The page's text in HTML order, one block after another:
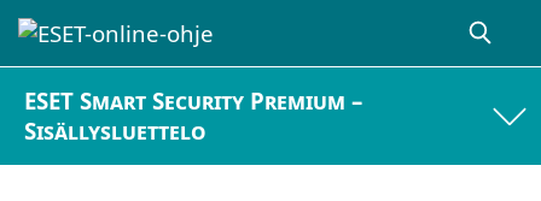
ESET Smart Security Premium –
Sisällysluettelo